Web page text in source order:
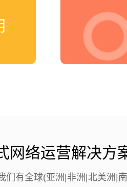
网络运营解决方
们有全球(亚洲|非洲|北美洲|